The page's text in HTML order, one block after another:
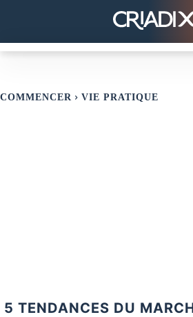
COMMENCER VIE PRATIQUE
5 TENDANCES DU